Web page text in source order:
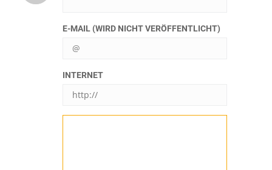
E-MAIL (WIRD NICHT VERÖFFENTLICHT)
INTERNET